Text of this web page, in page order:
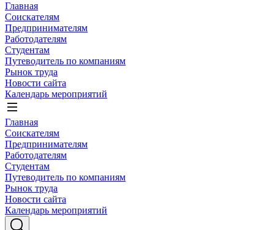
Главная
Соискателям
Предпринимателям
Работодателям
Студентам
Путеводитель по компаниям
Рынок труда
Новости сайта
Календарь мероприятий
Главная
Соискателям
Предпринимателям
Работодателям
Студентам
Путеводитель по компаниям
Рынок труда
Новости сайта
Календарь мероприятий